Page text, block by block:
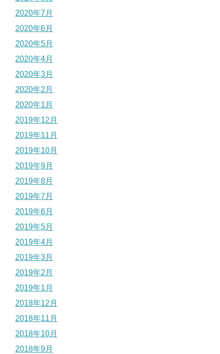
2020年7月
2020年6月
2020年5月
2020年4月
2020年3月
2020年2月
2020年1月
2019年12月
2019年11月
2019年10月
2019年9月
2019年8月
2019年7月
2019年6月
2019年5月
2019年4月
2019年3月
2019年2月
2019年1月
2018年12月
2018年11月
2018年10月
2018年9月